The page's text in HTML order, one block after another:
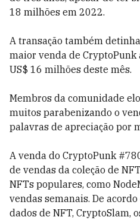
18 milhões em 2022.
A transação também
maior venda de CryptoPunk
US$ 16 milhões deste mês.
Membros da comunidade
muitos parabenizando o
palavras de apreciação por
A venda do CryptoPunk
de vendas da coleção de
NFTs populares, como
vendas semanais. De
dados de NFT, CryptoSlam,